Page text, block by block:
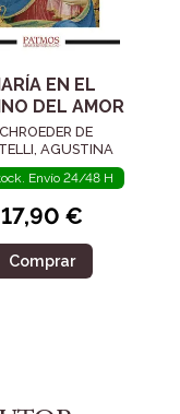
EN EL
DEL AMOR
DE
AGUSTINA
Envío 24/48 H
17,90 €
Comprar